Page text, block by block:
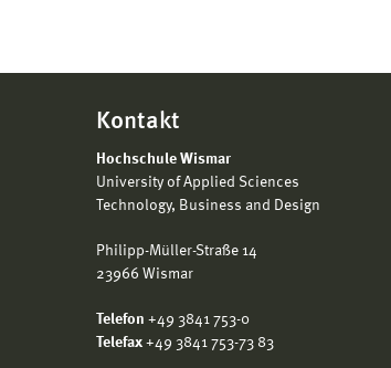
Kontakt
Hochschule Wismar
University of Applied Sciences
Technology, Business and Design
Philipp-Müller-Straße 14
23966 Wismar
Telefon +49 3841 753-0
Telefax +49 3841 753-73 83